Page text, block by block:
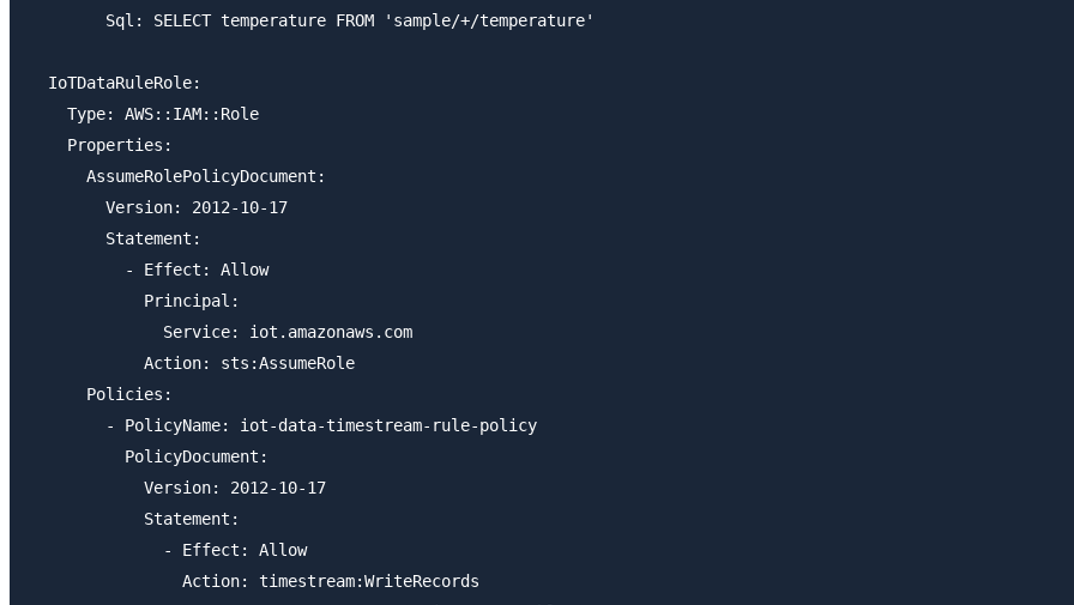
        Sql: SELECT temperature FROM 'sample/+/temperature'
  IoTDataRuleRole:
    Type: AWS::IAM::Role
    Properties:
      AssumeRolePolicyDocument:
        Version: 2012-10-17
        Statement:
          - Effect: Allow
            Principal:
              Service: iot.amazonaws.com
            Action: sts:AssumeRole
      Policies:
        - PolicyName: iot-data-timestream-rule-policy
          PolicyDocument:
            Version: 2012-10-17
            Statement:
              - Effect: Allow
                Action: timestream:WriteRecords